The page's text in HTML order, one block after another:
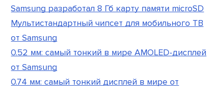
Samsung разработал 8 Гб карту памяти microSD
Мультистандартный чипсет для мобильного ТВ
от Samsung
0.52 мм: самый тонкий в мире AMOLED-дисплей
от Samsung
0.74 мм: самый тонкий дисплей в мире от